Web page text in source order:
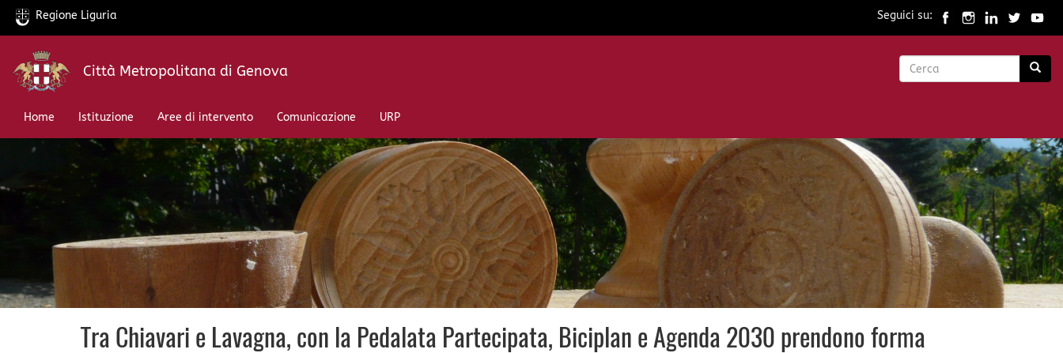
Salta
contenuto
Regione Liguria Seguici su:
Città Metropolitana di Genova
Form
Home
Istituzione Aree di intervento Comunicazione URP
Tra Chiavari e Lavagna, con la Pedalata Partecipata, Biciplan e Agenda 2030 prendono forma